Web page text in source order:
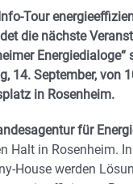
Tour
die nächste
Energiedialoge“
14. September, von
in Rosenheim.
für
Halt in Rosenheim.
House werden